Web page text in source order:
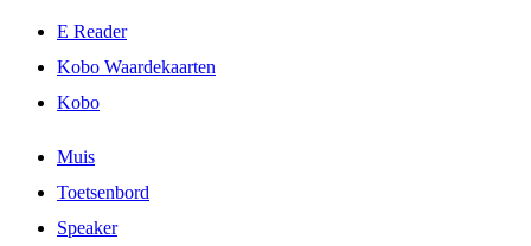
E Reader
Kobo Waardekaarten
Kobo
Muis
Toetsenbord
Speaker